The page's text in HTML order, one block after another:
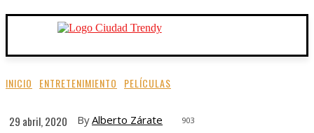
INICIO ENTRETENIMIENTO PELÍCULAS
29 abril, 2020 ByAlberto Zárate 903